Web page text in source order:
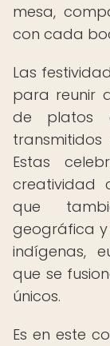
mesa,
con cada
Las
para reunir
de platos
Estas
creatividad
que
geográfica y
indígenas,
que se
únicos.
Es en este